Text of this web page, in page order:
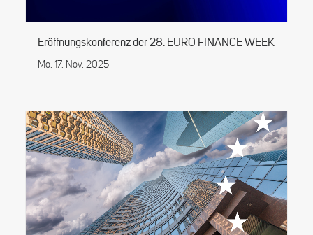
Eröffnungskonferenz der 28. EURO FINANCE WEEK
Mo. 17. Nov. 2025